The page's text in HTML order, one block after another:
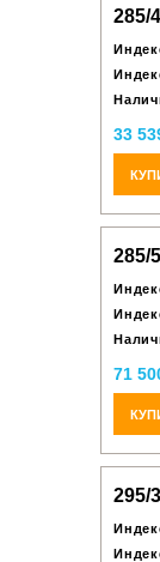
285/
33
285/
71
295/